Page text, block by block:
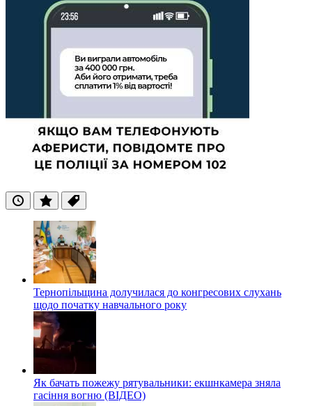
ОстанніПопулярні
Теги
Тернопільщина долучилася до конгресових слухань
щодо початку навчального року
Як бачать пожежу рятувальники: екшнкамера зняла
гасіння вогню (ВІДЕО)